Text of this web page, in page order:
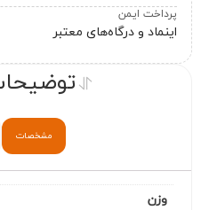
پرداخت ایمن
اینماد و درگاه‌های معتبر
مشخصات
وزن